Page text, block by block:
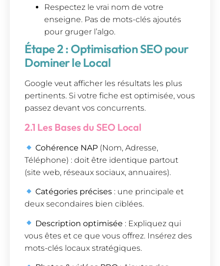
Respectez le vrai nom de votre
enseigne. Pas de mots-clés ajoutés
pour gruger l’algo.
Étape 2 : Optimisation SEO pour
Dominer le Local
Google veut afficher les résultats les plus
pertinents. Si votre fiche est optimisée, vous
passez devant vos concurrents.
2.1 Les Bases du SEO Local
Cohérence NAP (Nom, Adresse,
Téléphone) : doit être identique partout
(site web, réseaux sociaux, annuaires).
Catégories précises : une principale et
deux secondaires bien ciblées.
Description optimisée : Expliquez qui
vous êtes et ce que vous offrez. Insérez des
mots-clés locaux stratégiques.